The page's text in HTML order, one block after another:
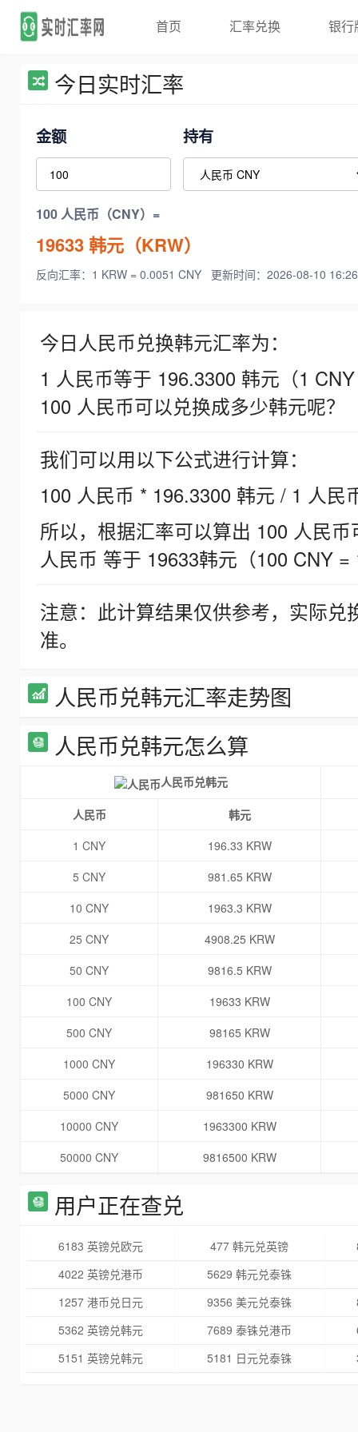
首页 汇率兑换 银行
今日实时汇率
金额 持有
100 人民币（CNY）=
19633韩元（KRW）
反向汇率：1 KRW = 0.0051 CNY 更新时间：2026-08-10
今日人民币兑换韩元汇率为：
1 人民币等于 196.3300 韩元（1
100 人民币可以兑换成多少韩元呢？
我们可以用以下公式进行计算：
100 人民币 * 196.3300 韩元 / 1 人民
所以，根据汇率可以算出 100 人民
人民币 等于 19633韩元（100 CNY =
注意：此计算结果仅供参考，实际
准。
人民币兑韩元汇率走势图
人民币兑韩元怎么算
人民币兑韩元
人民币
韩元
1 CNY
196.33 KRW
5 CNY
981.65 KRW
10 CNY
1963.3 KRW
25 CNY
4908.25 KRW
50 CNY
9816.5 KRW
100 CNY
19633 KRW
500 CNY
98165 KRW
1000 CNY
196330 KRW
5000 CNY
981650 KRW
10000 CNY
1963300 KRW
50000 CNY
9816500 KRW
用户正在查兑
6183 英镑兑欧元 477 韩元兑英镑
4022 英镑兑港币
5629 韩元兑泰铢
1257 港币兑日元
9356 美元兑泰铢
5362 英镑兑韩元
7689 泰铢兑港币
5151 英镑兑韩元
5181 日元兑泰铢